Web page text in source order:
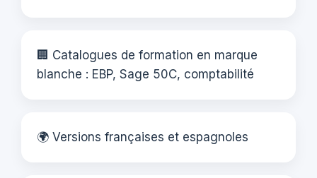
🏢 Catalogues de formation en marque
blanche : EBP, Sage 50C, comptabilité
🌍 Versions françaises et espagnoles